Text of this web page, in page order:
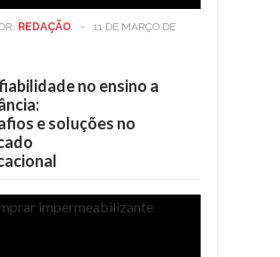
REDAÇÃO -
11 DE MARÇO DE
no ensino a
e soluções no